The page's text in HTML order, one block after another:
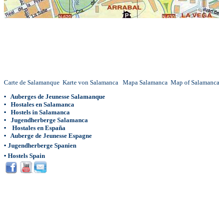
Carte de Salamanque Karte von Salamanca Mapa Salamanca Map of Salamanca
▪ Auberges de Jeunesse Salamanque
▪ Hostales en Salamanca
▪ Hostels in Salamanca
▪ Jugendherberge Salamanca
▪ Hostales en España
▪ Auberge de Jeunesse Espagne
▪ Jugendherberge Spanien
▪ Hostels Spain